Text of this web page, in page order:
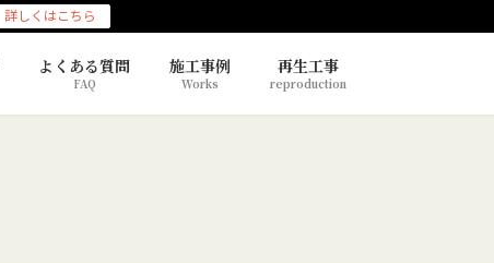
詳しくはこちら
よくある質問
FAQ
施工事例
Works
再生工事
reproduction